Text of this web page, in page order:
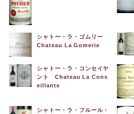
シャトー・ラ・ゴムリー
Chateau La Gomerie
シャトー・ラ・コンセイヤ
ント Chateau La Cons
eillante
シャトー・ラ・フルール・